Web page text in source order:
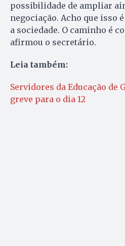
possibilidade de ampliar
negociação. Acho que isso
a sociedade. O caminho é
afirmou o secretário.
Leia também:
Servidores da Educação de
greve para o dia 12